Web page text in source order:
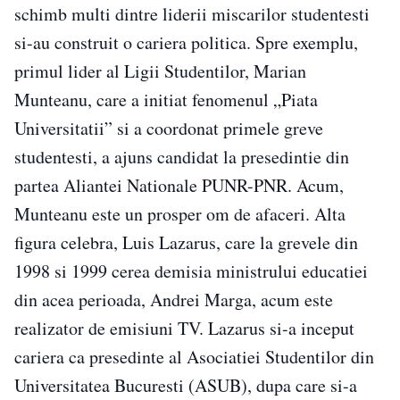
schimb multi dintre liderii miscarilor studentesti
si-au construit o cariera politica. Spre exemplu,
primul lider al Ligii Studentilor, Marian
Munteanu, care a initiat fenomenul „Piata
Universitatii” si a coordonat primele greve
studentesti, a ajuns candidat la presedintie din
partea Aliantei Nationale PUNR-PNR. Acum,
Munteanu este un prosper om de afaceri. Alta
figura celebra, Luis Lazarus, care la grevele din
1998 si 1999 cerea demisia ministrului educatiei
din acea perioada, Andrei Marga, acum este
realizator de emisiuni TV. Lazarus si-a inceput
cariera ca presedinte al Asociatiei Studentilor din
Universitatea Bucuresti (ASUB), dupa care si-a